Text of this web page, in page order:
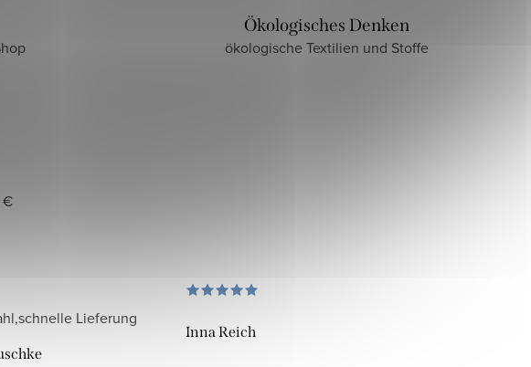
Ökologisches Denken
ökologische Textilien und Stoffe
€
Lieferung
Inna Reich